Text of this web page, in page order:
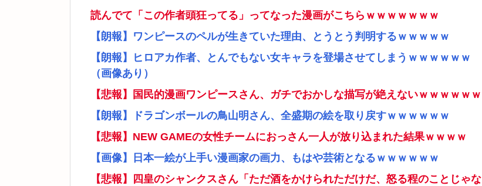
読んでて「この作者頭狂ってる」ってなった漫画がこちらｗｗｗｗｗｗｗ
【朗報】ワンピースのペルが生きていた理由、とうとう判明するｗｗｗｗｗ
【朗報】ヒロアカ作者、とんでもない女キャラを登場させてしまうｗｗｗｗｗｗ
（画像あり）
【悲報】国民的漫画ワンピースさん、ガチでおかしな描写が絶えないｗｗｗｗｗｗ
【朗報】ドラゴンボールの鳥山明さん、全盛期の絵を取り戻すｗｗｗｗｗｗ
【悲報】NEW GAMEの女性チームにおっさん一人が放り込まれた結果ｗｗｗｗ
【画像】日本一絵が上手い漫画家の画力、もはや芸術となるｗｗｗｗｗｗ
【悲報】四皇のシャンクスさん「ただ酒をかけられただけだ、怒る程のことじゃな